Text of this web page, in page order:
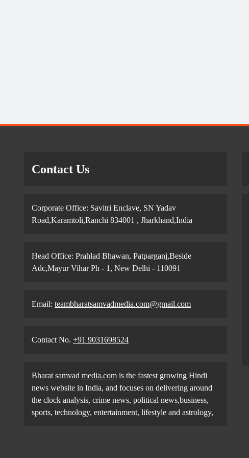
Contact Us
Corporate Office: Savitri Enclave, SN Yadav
Road,Karamtoli,Ranchi 834001 , Jharkhand,India
Head Office: Prahlad Bhawan, Patparganj,Beside
Adc,Mayur Vihar Ph - 1, New Delhi - 110091
Email: teambharatsamvadmedia.com@gmail.com
Contact No. ‪ +91 9031698524
Bharat samvad media.com is the fastest growing Hindi
news website in India, and focuses on delivering around
the clock analysis, crime news, political news,business,
sports, technology, entertainment, lifestyle and astrology,